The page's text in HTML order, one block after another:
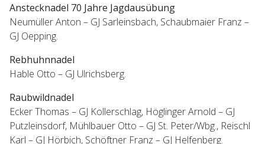
Anstecknadel 70 Jahre Jagdausübung
Neumüller Anton – GJ Sarleinsbach, Schaubmaier Franz –
GJ Oepping.
Rebhuhnnadel
Hable Otto – GJ Ulrichsberg.
Raubwildnadel
Ecker Thomas – GJ Kollerschlag, Höglinger Arnold – GJ
Putzleinsdorf, Mühlbauer Otto – GJ St. Peter/Wbg., Reischl
Karl – GJ Hörbich, Schöftner Franz – GJ Helfenberg.